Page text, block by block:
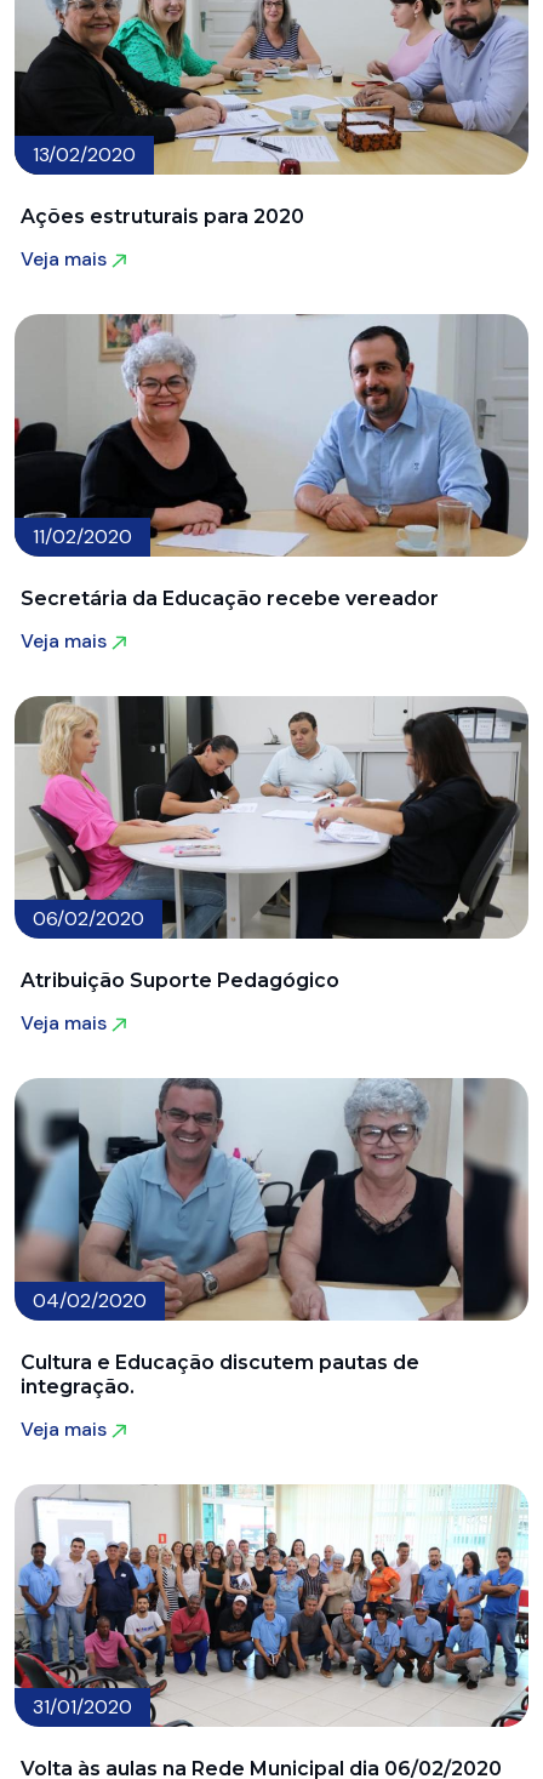
13/02/2020
Ações estruturais para 2020
Veja mais
11/02/2020
Secretária da Educação recebe vereador
Veja mais
06/02/2020
Atribuição Suporte Pedagógico
Veja mais
04/02/2020
Cultura e Educação discutem pautas de
integração.
Veja mais
31/01/2020
Volta às aulas na Rede Municipal dia 06/02/2020